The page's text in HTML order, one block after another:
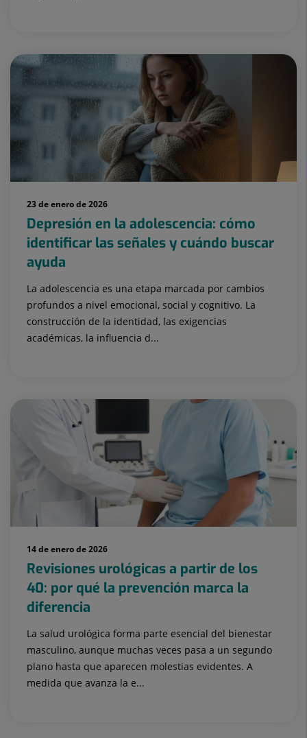
23 de enero de 2026
Depresión en la adolescencia: cómo
identificar las señales y cuándo buscar
ayuda
La adolescencia es una etapa marcada por cambios
profundos a nivel emocional, social y cognitivo. La
construcción de la identidad, las exigencias
académicas, la influencia d...
14 de enero de 2026
Revisiones urológicas a partir de los
40: por qué la prevención marca la
diferencia
La salud urológica forma parte esencial del bienestar
masculino, aunque muchas veces pasa a un segundo
plano hasta que aparecen molestias evidentes. A
medida que avanza la e...